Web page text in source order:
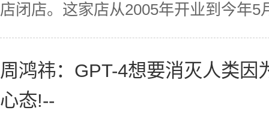
店闭店。这家店从2005年开业到今年5
周鸿祎：GPT-4想要消灭人类因
心态!--